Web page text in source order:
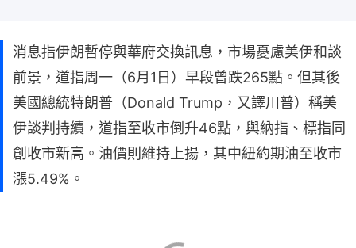
消息指伊朗暫停與華府交換訊息，市場憂慮美伊和談
前景，道指周一（6月1日）早段曾跌265點。但其後
美國總統特朗普（Donald Trump，又譯川普）稱美
伊談判持續，道指至收市倒升46點，與納指、標指同
創收市新高。油價則維持上揚，其中紐約期油至收市
漲5.49%。